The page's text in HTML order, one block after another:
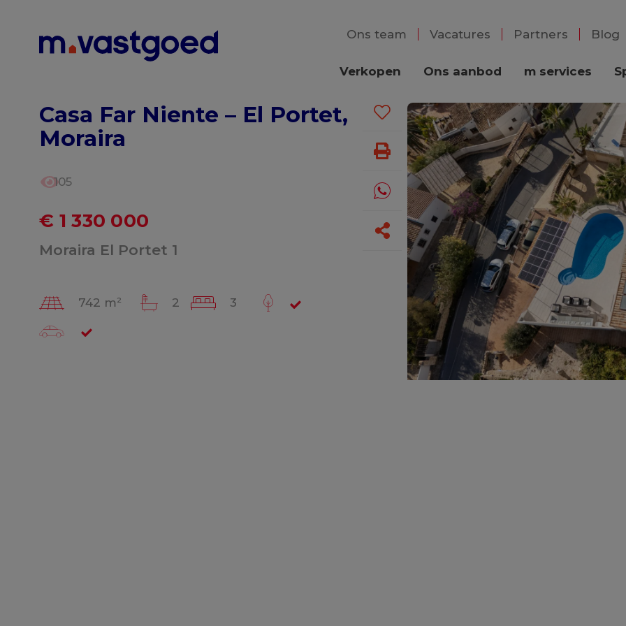
Ons team
Vacatures Partners Blog
Verkopen Ons aanbod m services
Casa Far Niente – El Portet,
Moraira
105
€ 1 330 000
Moraira El Portet 1
742 m² 2 3